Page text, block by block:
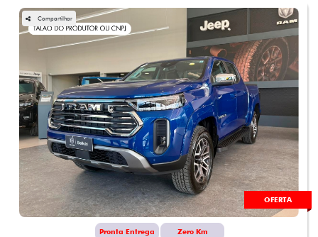
OFERTA
Compartilhar
Pronta Entrega Zero Km